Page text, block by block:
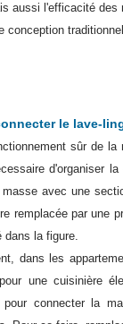
aussi l'efficacité
conception
le lave-
sûr de la
d'organiser
avec une
remplacée par une
dans la figure.
dans les
une cuisinière
pour connecter la